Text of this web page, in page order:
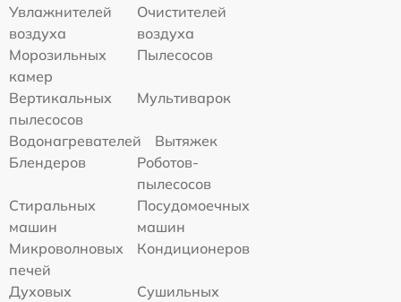
Увлажнителей
воздуха
Очистителей
воздуха
Морозильных
камер
Пылесосов
Вертикальных
пылесосов
Мультиварок
Водонагревателей
Вытяжек
Блендеров
Роботов-
пылесосов
Стиральных
машин
Посудомоечных
машин
Микроволновых
печей
Кондиционеров
Духовых
Сушильных